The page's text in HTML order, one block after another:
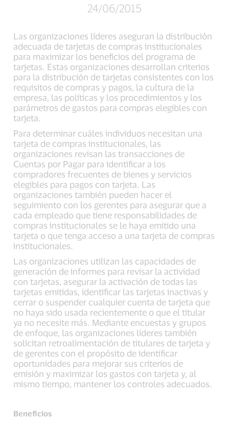
24/06/2015
Las organizaciones líderes aseguran la distribución
adecuada de tarjetas de compras institucionales
para maximizar los beneficios del programa de
tarjetas. Estas organizaciones desarrollan criterios
para la distribución de tarjetas consistentes con los
requisitos de compras y pagos, la cultura de la
empresa, las políticas y los procedimientos y los
parámetros de gastos para compras elegibles con
tarjeta.
Para determinar cuáles individuos necesitan una
tarjeta de compras institucionales, las
organizaciones revisan las transacciones de
Cuentas por Pagar para identificar a los
compradores frecuentes de bienes y servicios
elegibles para pagos con tarjeta. Las
organizaciones también pueden hacer el
seguimiento con los gerentes para asegurar que a
cada empleado que tiene responsabilidades de
compras institucionales se le haya emitido una
tarjeta o que tenga acceso a una tarjeta de compras
institucionales.
Las organizaciones utilizan las capacidades de
generación de informes para revisar la actividad
con tarjetas, asegurar la activación de todas las
tarjetas emitidas, identificar las tarjetas inactivas y
cerrar o suspender cualquier cuenta de tarjeta que
no haya sido usada recientemente o que el titular
ya no necesite más. Mediante encuestas y grupos
de enfoque, las organizaciones líderes también
solicitan retroalimentación de titulares de tarjeta y
de gerentes con el propósito de identificar
oportunidades para mejorar sus criterios de
emisión y maximizar los gastos con tarjeta y, al
mismo tiempo, mantener los controles adecuados.
Beneficios